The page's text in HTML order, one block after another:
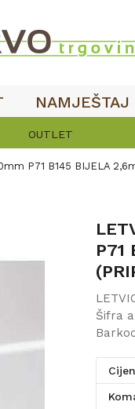
NAMJEŠTAJ
OUTLET
P71 B145 BIJELA
P71
Šifra